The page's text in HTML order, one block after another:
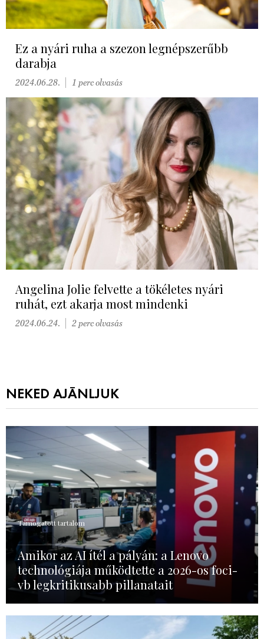
Ez a nyári ruha a szezon legnépszerűbb
darabja
2024.06.28. 1 perc olvasás
Angelina Jolie felvette a tökéletes nyári
ruhát, ezt akarja most mindenki
2024.06.24. 2 perc olvasás
NEKED AJÁNLJUK
Támogatott tartalom
Amikor az AI ítél a pályán: a Lenovo
technológiája működtette a 2026-os foci-
vb legkritikusabb pillanatait